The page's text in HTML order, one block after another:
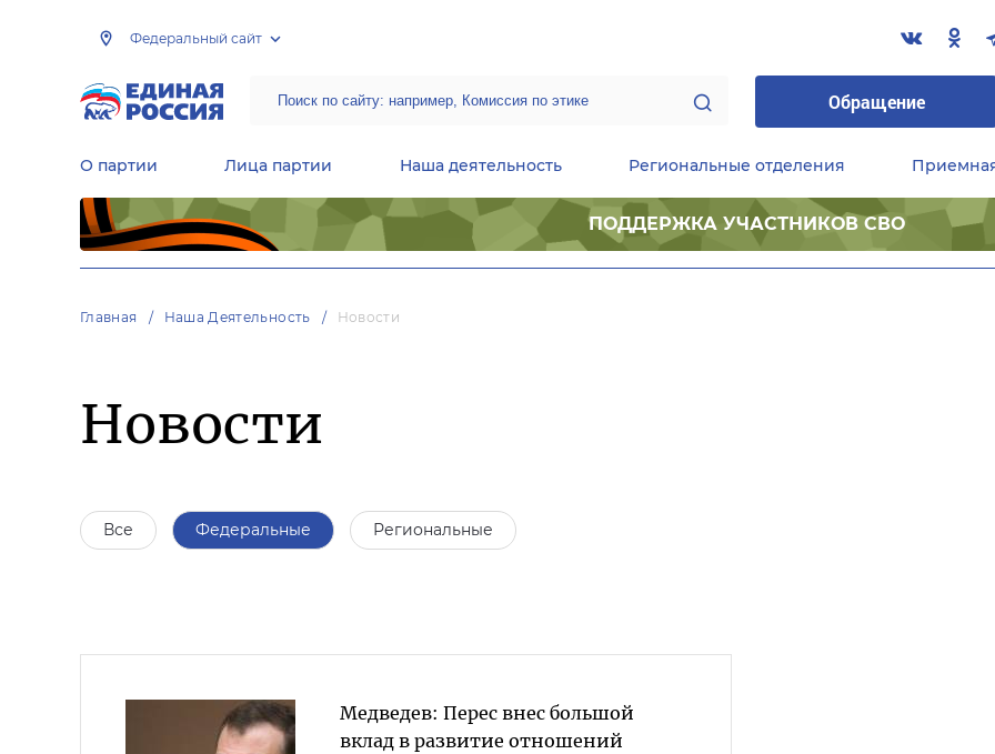
Федеральный сайт
Обращение
О партии Лица партии Наша деятельность Региональные отделения
ПОДДЕРЖКА УЧАСТНИКОВ СВО
Главная Наша Деятельность Новости
Новости
Все Федеральные Региональные
Медведев: Перес внес большой
вклад в развитие отношений